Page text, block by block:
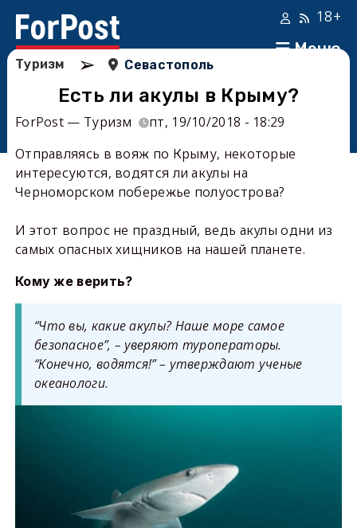
Меню
18+
Туризм ➢ Севастополь
Есть ли акулы в Крыму?
ForPost — Туризм
пт, 19/10/2018 - 18:29
Отправляясь в вояж по Крыму, некоторые
интересуются, водятся ли акулы на
Черноморском побережье полуострова?
И этот вопрос не праздный, ведь акулы одни из
самых опасных хищников на нашей планете.
Кому же верить?
“Что вы, какие акулы? Наше море самое
безопасное”, – уверяют туроператоры.
“Конечно, водятся!” – утверждают ученые
океанологи.